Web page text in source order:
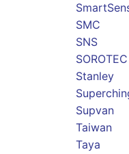
SMC
SNS
SOROTEC
Stanley
Supvan
Taiwan
Taya